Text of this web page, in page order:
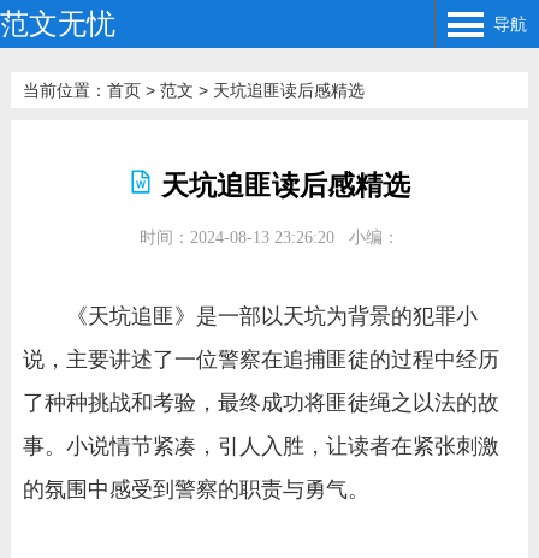
范文无忧 导航
当前位置： 首页> 范文 > 天坑追匪读后感精选
天坑追匪读后感精选
时间：2024-08-13 23:26:20 小编：
《天坑追匪》是一部以天坑为背景的犯罪小
说，主要讲述了一位警察在追捕匪徒的过程中经历
了种种挑战和考验，最终成功将匪徒绳之以法的故
事。小说情节紧凑，引人入胜，让读者在紧张刺激
的氛围中感受到警察的职责与勇气。